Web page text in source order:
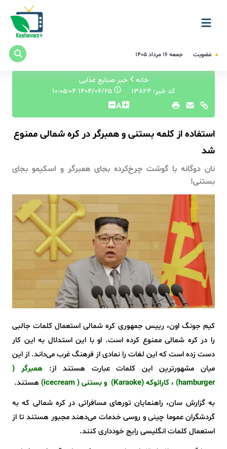
عضویت جمعه ۱۶ مرداد ۱۴۰۵
خانه
خبر صنایع غذایی
کد خبر: 13824
۱۴۰۴/۰۶/۲۵ ۱۰:۰۵:۰۴
A
استفاده از کلمه بستنی و همبرگر در کره شمالی ممنوع
شد
نان دوگانه با گوشت چرخ‌کرده بجای همبرگر و اسکیمو بجای
بستنی!
کیم جونگ اون، رییس جمهوری کره شمالی استعمال کلمات جالبی
را در کره شمالی ممنوع کرده است. او با این استدلال به این کار
دست زده است که این لغات را نمادی از فرهنگ غرب می‌داند. از این
میان مشهورترین این کلمات عبارت هستند از: همبرگر (
hamburger) ، کارائوکه (Karaoke) و بستنی ( icecream)
هستند.
به گزارش سان، راهنمایان تورهای مسافراتی در کره شمالی که به
گردشگران عموما چینی و روسی خدمات می‌دهند مجبور هستند تا از
استعمال کلمات انگلیسی رایج خودداری کنند.